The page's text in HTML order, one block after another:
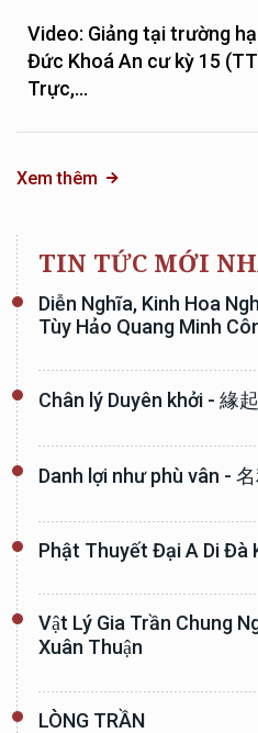
Video: Giảng tại trường
Đức Khoá An cư kỳ 15
Trực,...
Xem thêm
TIN TỨC MỚI
Diễn Nghĩa, Kinh Hoa
Tùy Hảo Quang Minh
Chân lý Duyên khởi - 緣
Danh lợi như phù vân -
Phật Thuyết Đại A Di Đà
Vật Lý Gia Trần Chung
Xuân Thuận
LÒNG TRẦN